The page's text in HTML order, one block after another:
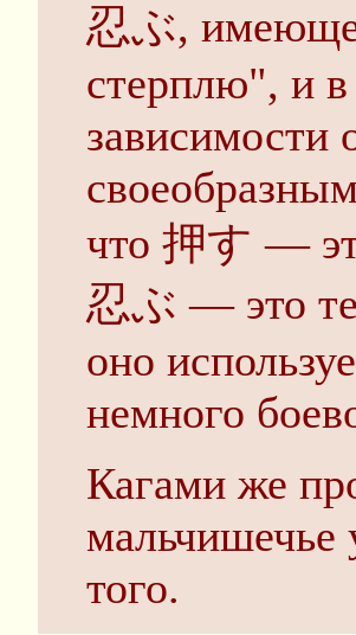
忍ぶ,
стерплю", и в
зависимости
что 押す —
忍ぶ — это
оно
немного
Кагами же
мальчишечье
того.